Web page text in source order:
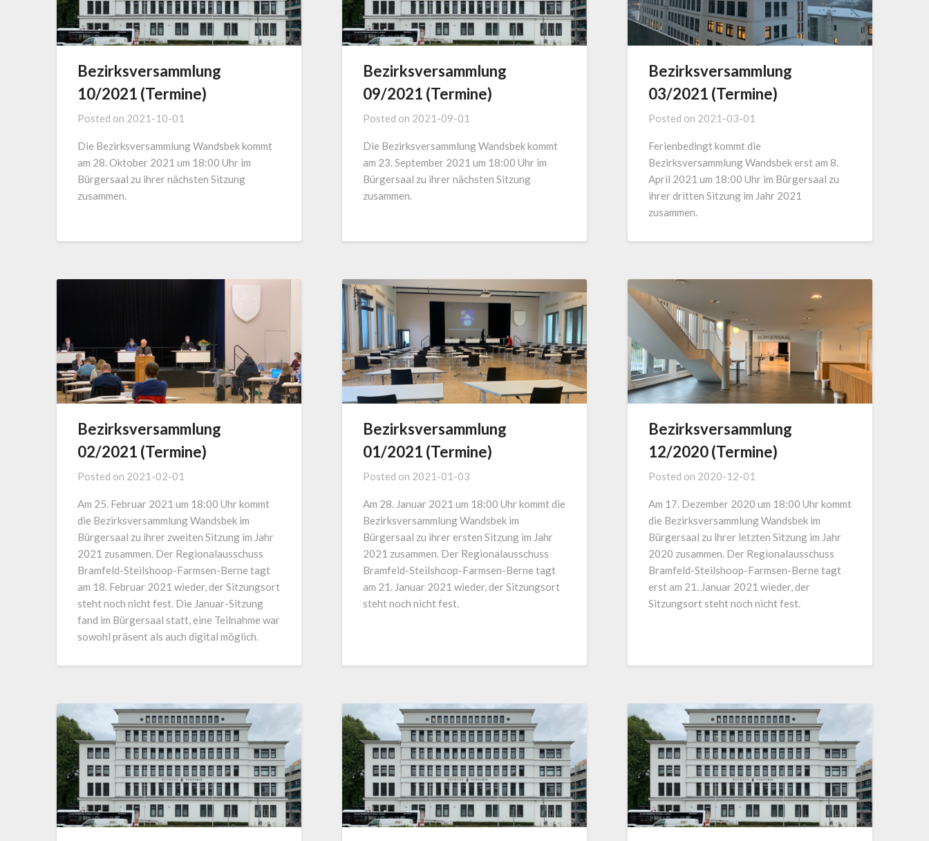
Bezirksversammlung
10/2021 (Termine)
Posted on 2021-10-01
Die Bezirksversammlung Wandsbek kommt
am 28. Oktober 2021 um 18:00 Uhr im
Bürgersaal zu ihrer nächsten Sitzung
zusammen.
Bezirksversammlung
09/2021 (Termine)
Posted on 2021-09-01
Die Bezirksversammlung Wandsbek kommt
am 23. September 2021 um 18:00 Uhr im
Bürgersaal zu ihrer nächsten Sitzung
zusammen.
Bezirksversammlung
03/2021 (Termine)
Posted on 2021-03-01
Ferienbedingt kommt die
Bezirksversammlung Wandsbek erst am 8.
April 2021 um 18:00 Uhr im Bürgersaal zu
ihrer dritten Sitzung im Jahr 2021
zusammen.
Bezirksversammlung
02/2021 (Termine)
Posted on 2021-02-01
Am 25. Februar 2021 um 18:00 Uhr kommt
die Bezirksversammlung Wandsbek im
Bürgersaal zu ihrer zweiten Sitzung im Jahr
2021 zusammen. Der Regionalausschuss
Bramfeld-Steilshoop-Farmsen-Berne tagt
am 18. Februar 2021 wieder, der Sitzungsort
steht noch nicht fest. Die Januar-Sitzung
fand im Bürgersaal statt, eine Teilnahme war
sowohl präsent als auch digital möglich.
Bezirksversammlung
01/2021 (Termine)
Posted on 2021-01-03
Am 28. Januar 2021 um 18:00 Uhr kommt die
Bezirksversammlung Wandsbek im
Bürgersaal zu ihrer ersten Sitzung im Jahr
2021 zusammen. Der Regionalausschuss
Bramfeld-Steilshoop-Farmsen-Berne tagt
am 21. Januar 2021 wieder, der Sitzungsort
steht noch nicht fest.
Bezirksversammlung
12/2020 (Termine)
Posted on 2020-12-01
Am 17. Dezember 2020 um 18:00 Uhr kommt
die Bezirksversammlung Wandsbek im
Bürgersaal zu ihrer letzten Sitzung im Jahr
2020 zusammen. Der Regionalausschuss
Bramfeld-Steilshoop-Farmsen-Berne tagt
erst am 21. Januar 2021 wieder, der
Sitzungsort steht noch nicht fest.